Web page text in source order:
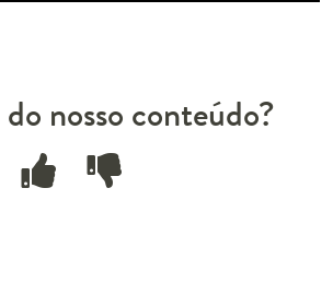
nosso conteúdo?